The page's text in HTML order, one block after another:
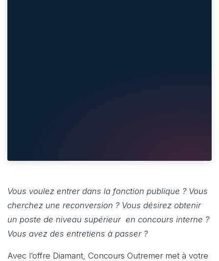
Vous voulez entrer dans la fonction publique ? Vous
cherchez une reconversion ? Vous désirez obtenir
un poste de niveau supérieur en concours interne ?
Vous avez des entretiens à passer ?
Avec l’offre Diamant, Concours Outremer met à votre